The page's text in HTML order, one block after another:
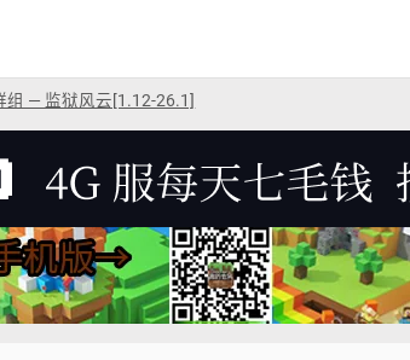
组 — 监狱风云[1.12-26.1]